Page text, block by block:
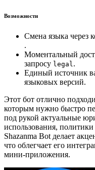
Возможности
Смена языка через
.
Моментальный
запросу legal .
Единый источник
языковых версий.
Этот бот отлично
которым нужно быстро
под рукой актуальные
использования,
Shazanma Bot делает
что облегчает его
мини-приложения.